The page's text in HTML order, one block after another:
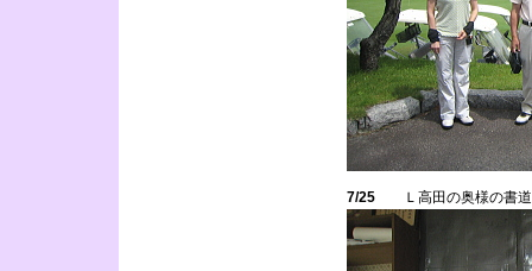
7/25 Ｌ高田の奥様の書